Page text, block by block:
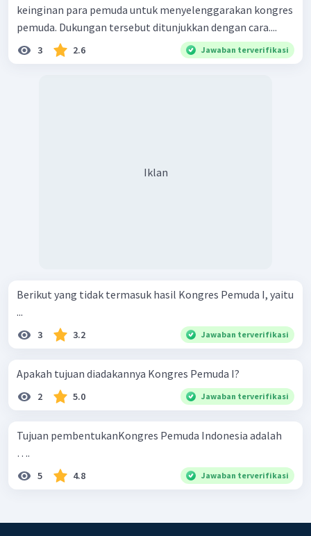
keinginan para pemuda untuk menyelenggarakan kongres
pemuda. Dukungan tersebut ditunjukkan dengan cara....
3 2.6 Jawaban terverifikasi
Iklan
Berikut yang tidak termasuk hasil Kongres Pemuda I, yaitu
...
3 3.2 Jawaban terverifikasi
Apakah tujuan diadakannya Kongres Pemuda I?
2 5.0 Jawaban terverifikasi
Tujuan pembentukanKongres Pemuda Indonesia adalah
….
5 4.8 Jawaban terverifikasi